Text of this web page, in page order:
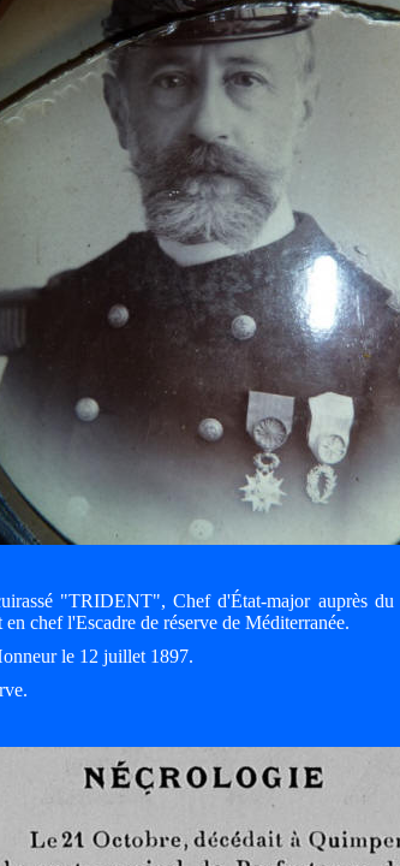
"TRIDENT", Chef d'État-major auprès
chef l'Escadre de réserve de Méditerranée.
le 12 juillet 1897.